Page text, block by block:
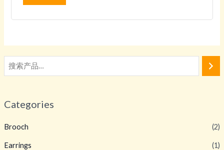
Categories
Brooch (2)
Earrings (1)